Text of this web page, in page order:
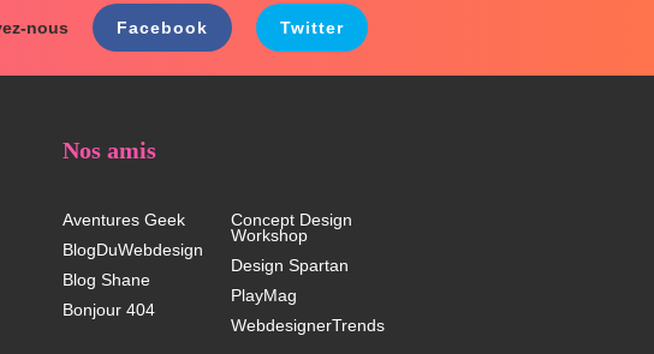
nous Facebook Twitter
Nos amis
Aventures Geek
BlogDuWebdesign
Blog Shane
Bonjour 404
Concept Design
Workshop
Design Spartan
PlayMag
WebdesignerTrends